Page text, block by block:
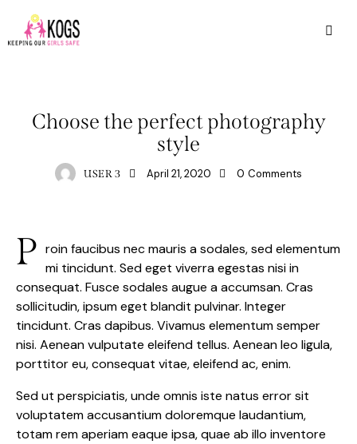
Choose the perfect photography
style
USER 3 April 21, 2020 0 Comments
P roin faucibus nec mauris a sodales, sed elementum
mi tincidunt. Sed eget viverra egestas nisi in
consequat. Fusce sodales augue a accumsan. Cras
sollicitudin, ipsum eget blandit pulvinar. Integer
tincidunt. Cras dapibus. Vivamus elementum semper
nisi. Aenean vulputate eleifend tellus. Aenean leo ligula,
porttitor eu, consequat vitae, eleifend ac, enim.
Sed ut perspiciatis, unde omnis iste natus error sit
voluptatem accusantium doloremque laudantium,
totam rem aperiam eaque ipsa, quae ab illo inventore